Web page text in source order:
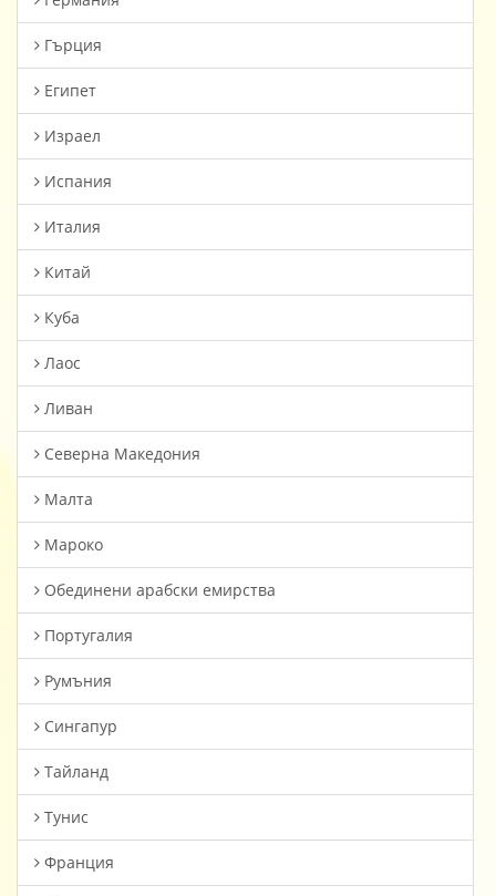
Гърция
Египет
Израел
Испания
Италия
Китай
Куба
Лаос
Ливан
Северна Македония
Малта
Мароко
Oбединени арабски емирства
Португалия
Румъния
Сингапур
Тайланд
Тунис
Франция